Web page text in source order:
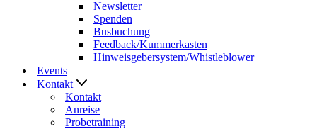
Newsletter
Spenden
Busbuchung
Feedback/Kummerkasten
Hinweisgebersystem/Whistleblower
Events
Kontakt
Kontakt
Anreise
Probetraining